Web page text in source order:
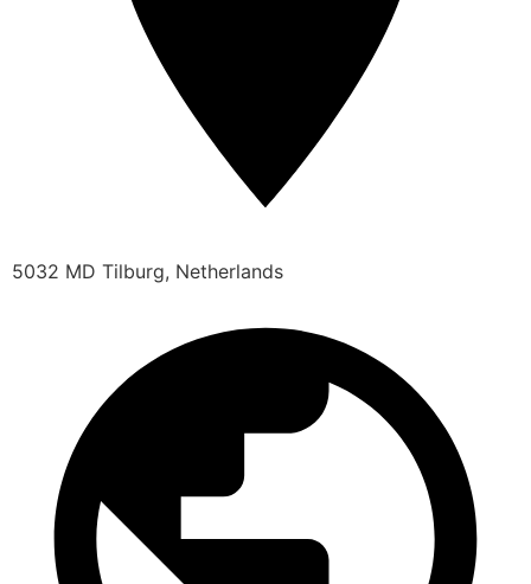
5032 MD Tilburg, Netherlands